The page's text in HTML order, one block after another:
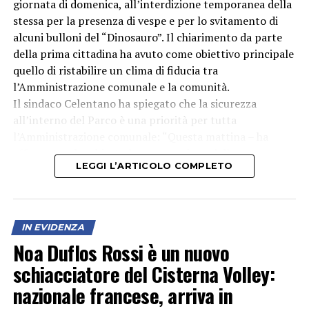
giornata di domenica, all’interdizione temporanea della
stessa per la presenza di vespe e per lo svitamento di
alcuni bulloni del “Dinosauro”. Il chiarimento da parte
della prima cittadina ha avuto come obiettivo principale
quello di ristabilire un clima di fiducia tra
l’Amministrazione comunale e la comunità.
Il sindaco Celentano ha spiegato che la sicurezza
all’interno del Parco è una priorità per tutta
affermato – ho chiesto la convocazione della
commissione Lavori pubblici per verificare, per
dell’intervento di riqualificazione del Parco e per
approfondire le cause che hanno comportato
l’interdizione dell’area giochi a poche ore dalla loro
inaugurazione. Abbiamo le certificazioni dell’azienda che
ha consegnato ed istallato il ‘Dinosauro’ e le altre
attrezzature per bambini, in commissione, la
documentazione sarà illustrata. Illustreremo il
LEGGI L’ARTICOLO COMPLETO
IN EVIDENZA
Noa Duflos Rossi è un nuovo
schiacciatore del Cisterna Volley:
nazionale francese, arriva in